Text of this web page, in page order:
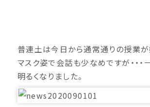
普連土は今日から通常通りの授業が
マスク姿で会話も少なめですが・・
明るくなりました。